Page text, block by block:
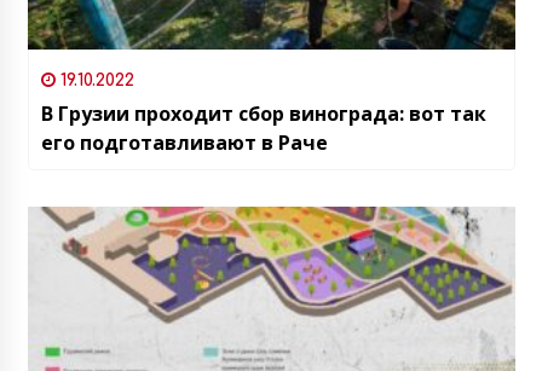
19.10.2022
В Грузии проходит сбор винограда: вот так
его подготавливают в Раче